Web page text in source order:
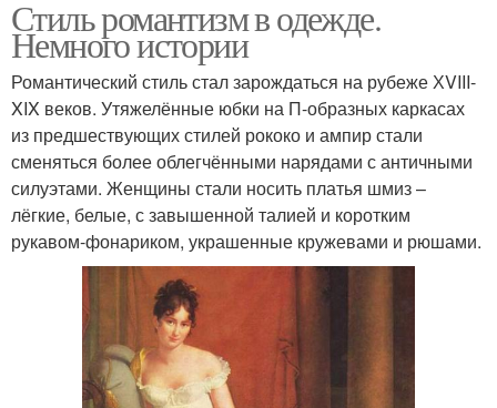
Стиль романтизм в одежде.
Немного истории
Романтический стиль стал зарождаться на рубеже ХVIII-
XIX веков. Утяжелённые юбки на П-образных каркасах
из предшествующих стилей рококо и ампир стали
сменяться более облегчёнными нарядами с античными
силуэтами. Женщины стали носить платья шмиз –
лёгкие, белые, с завышенной талией и коротким
рукавом-фонариком, украшенные кружевами и рюшами.